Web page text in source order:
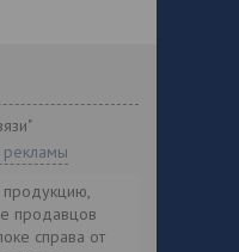
продавцов
справа от